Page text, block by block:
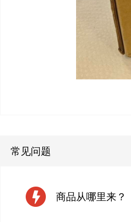
常见问题
商品从哪里来？